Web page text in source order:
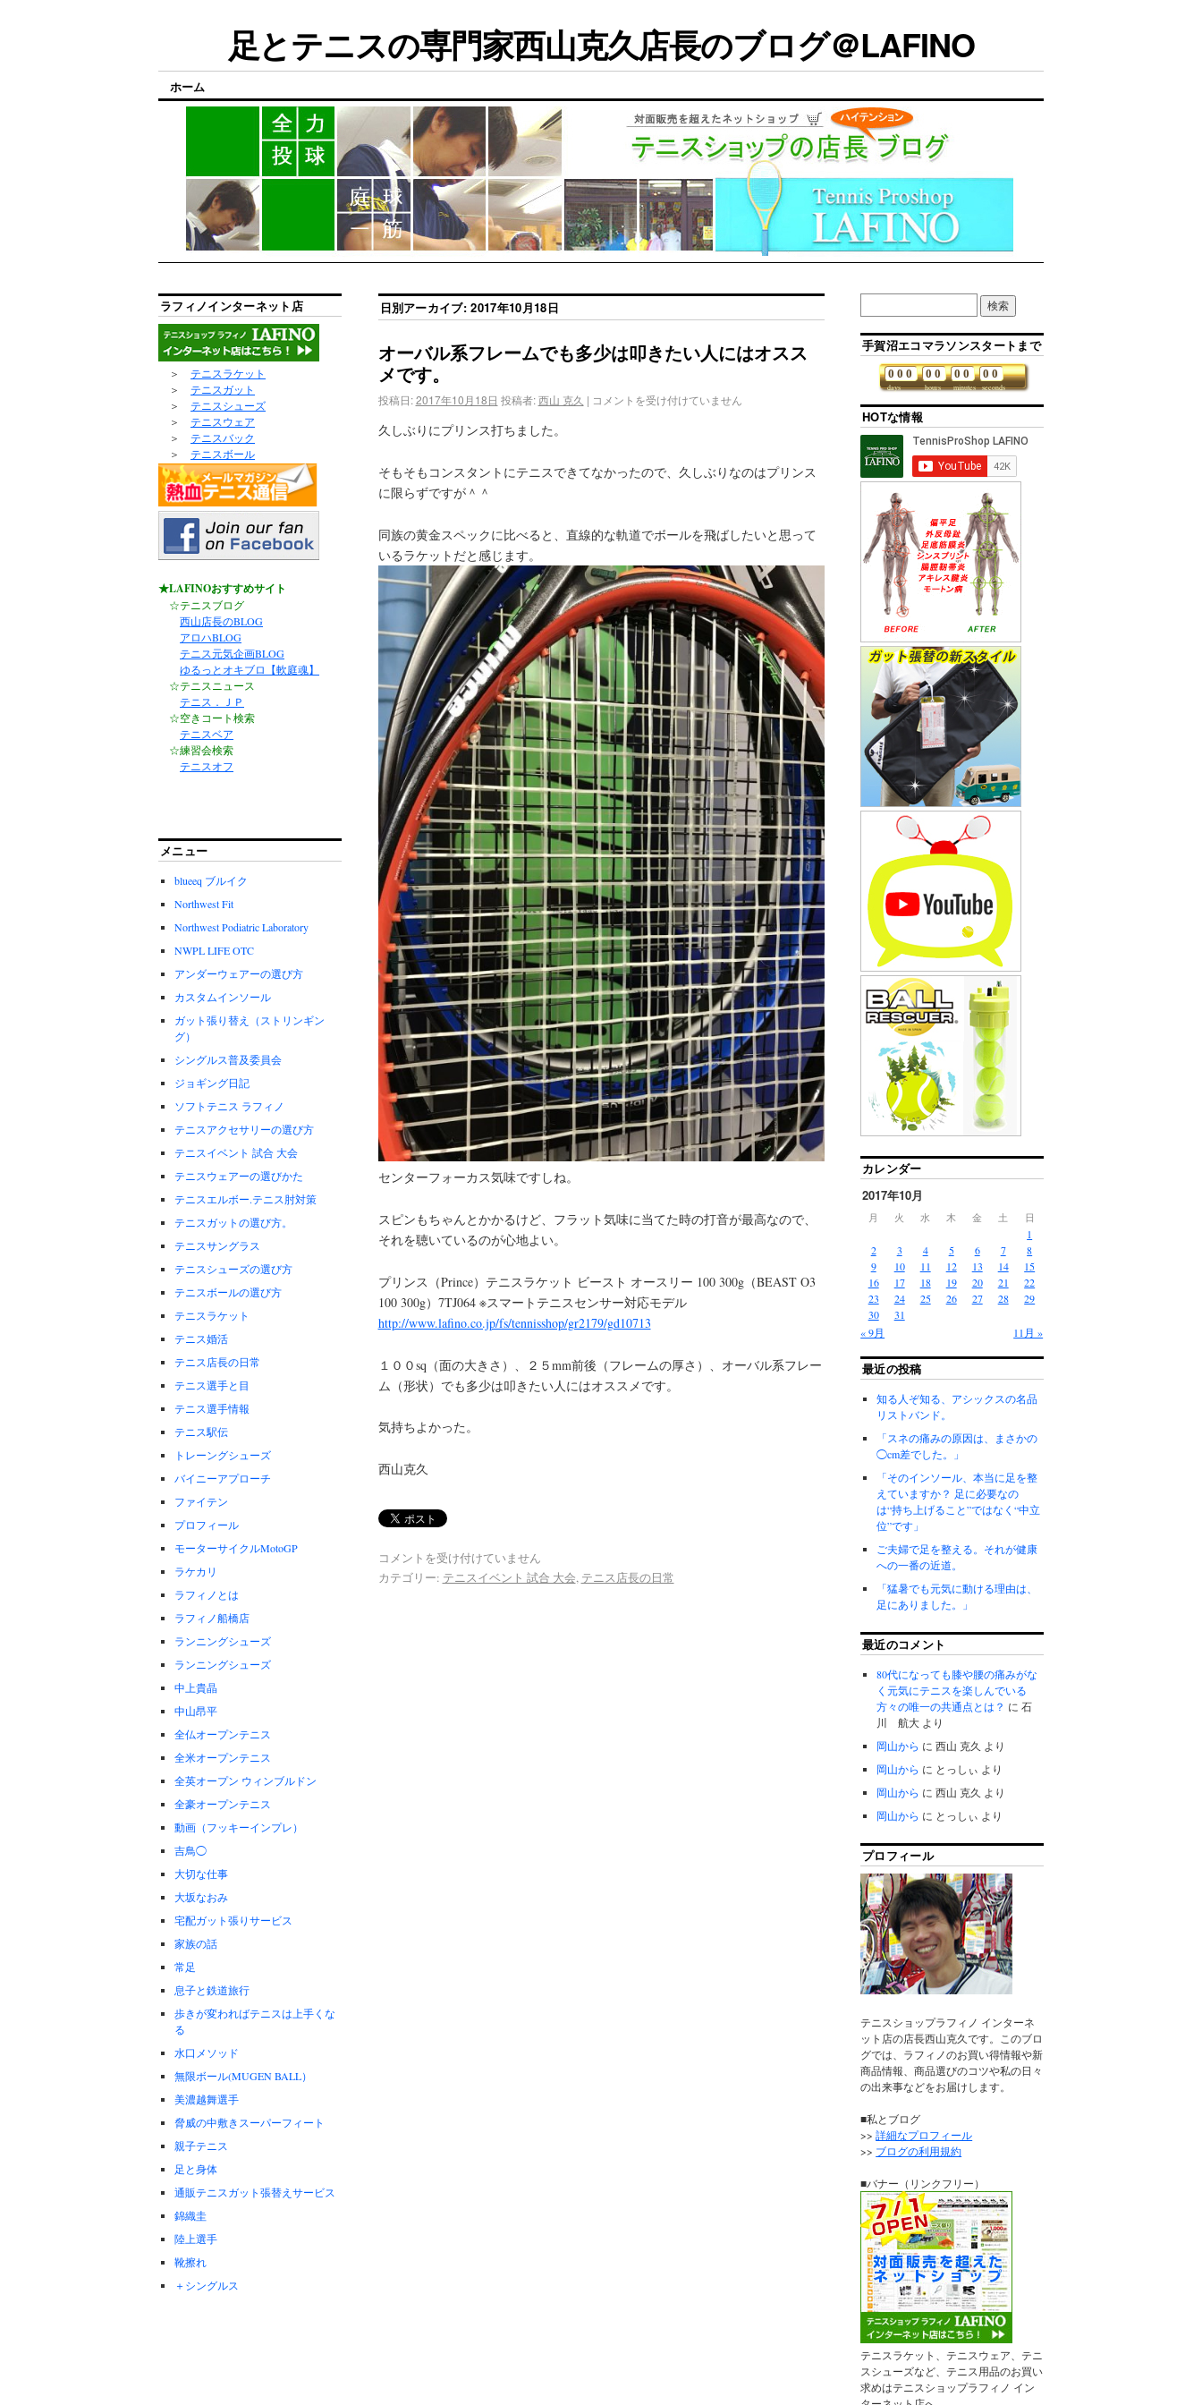
足とテニスの専門家西山克久店長のブログ＠LAFINO
ホーム
日別アーカイブ:2017年10月18日
オーバル系フレームでも多少は叩きたい人にはオスス
メです。
投稿日: 2017年10月18日 投稿者: 西山 克久 | コメントを受け付けていません
久しぶりにプリンス打ちました。
そもそもコンスタントにテニスできてなかったので、久しぶりなのはプリンス
に限らずですが＾＾
同族の黄金スペックに比べると、直線的な軌道でボールを飛ばしたいと思って
いるラケットだと感じます。
センターフォーカス気味ですしね。
スピンもちゃんとかかるけど、フラット気味に当てた時の打音が最高なので、
それを聴いているのが心地よい。
プリンス（Prince）テニスラケット ビースト オースリー 100 300g（BEAST O3
100 300g）7TJ064 ※スマートテニスセンサー対応モデル
http://www.lafino.co.jp/fs/tennisshop/gr2179/gd10713
１００sq（面の大きさ）、２５mm前後（フレームの厚さ）、オーバル系フレー
ム（形状）でも多少は叩きたい人にはオススメです。
気持ちよかった。
西山克久
コメントを受け付けていません
カテゴリー: テニスイベント 試合 大会, テニス店長の日常
ラフィノインターネット店
＞ テニスラケット
＞ テニスガット
＞ テニスシューズ
＞ テニスウェア
＞ テニスバック
＞ テニスボール
★LAFINOおすすめサイト
☆テニスブログ
西山店長のBLOG
アロハBLOG
テニス元気企画BLOG
ゆるっとオキブロ【軟庭魂】
☆テニスニュース
テニス．ＪＰ
☆空きコート検索
テニスベア
☆練習会検索
テニスオフ
メニュー
blueeq ブルイク
Northwest Fit
Northwest Podiatric Laboratory
NWPL LIFE OTC
アンダーウェアーの選び方
カスタムインソール
ガット張り替え（ストリンギン
グ）
シングルス普及委員会
ジョギング日記
ソフトテニス ラフィノ
テニスアクセサリーの選び方
テニスイベント 試合 大会
テニスウェアーの選びかた
テニスエルボー.テニス肘対策
テニスガットの選び方。
テニスサングラス
テニスシューズの選び方
テニスボールの選び方
テニスラケット
テニス婚活
テニス店長の日常
テニス選手と目
テニス選手情報
テニス駅伝
トレーングシューズ
バイニーアプローチ
ファイテン
プロフィール
モーターサイクルMotoGP
ラケカリ
ラフィノとは
ラフィノ船橋店
ランニングシューズ
ランニングシューズ
中上貴晶
中山昂平
全仏オープンテニス
全米オープンテニス
全英オープン ウィンブルドン
全豪オープンテニス
動画（フッキーインプレ）
吉鳥◯
大切な仕事
大坂なおみ
宅配ガット張りサービス
家族の話
常足
息子と鉄道旅行
歩きが変わればテニスは上手くな
る
水口メソッド
無限ボール(MUGEN BALL）
美濃越舞選手
脅威の中敷きスーパーフィート
親子テニス
足と身体
通販テニスガット張替えサービス
錦織圭
陸上選手
靴擦れ
＋シングルス
手賀沼エコマラソンスタートまで
days
0 0 0
hours
0 0
minutes
0 0
seconds
0 0
HOTな情報
カレンダー
2017年10月
月 火 水 木 金 土 日
« 9月 11月 »
1
2
3 4 5 6 7
8
9
10 11 12 13 14
15
16
17 18 19 20 21
22
23
24 25 26 27 28
29
30
31
最近の投稿
知る人ぞ知る、アシックスの名品
リストバンド。
「スネの痛みの原因は、まさかの
◯cm差でした。」
「そのインソール、本当に足を整
えていますか？ 足に必要なの
は“持ち上げること”ではなく“中立
位”です」
ご夫婦で足を整える。それが健康
への一番の近道。
「猛暑でも元気に動ける理由は、
足にありました。」
最近のコメント
80代になっても膝や腰の痛みがな
く元気にテニスを楽しんでいる
方々の唯一の共通点とは？ に石
川 航大 より
岡山から に西山 克久 より
岡山から に とっしぃ より
岡山から に西山 克久 より
岡山から に とっしぃ より
プロフィール
テニスショップラフィノ インターネ
ット店の店長西山克久です。このブロ
グでは、ラフィノのお買い得情報や新
商品情報、商品選びのコツや私の日々
の出来事などをお届けします。
■私とブログ
>>詳細なプロフィール
>> ブログの利用規約
■バナー（リンクフリー）
テニスラケット、テニスウェア、テニ
スシューズなど、テニス用品のお買い
求めはテニスショップラフィノ イン